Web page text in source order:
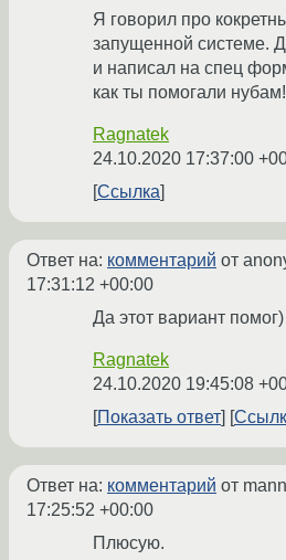
Я говорил про
запущенной системе.
и написал на спец
как ты помогали
Ragnatek
24.10.2020 17:37:00
Ссылка
Ответ на: комментарий от
17:31:12 +00:00
Да этот вариант
Ragnatek
24.10.2020 19:45:08
Показать ответ
Ответ на: комментарий от
17:25:52 +00:00
Плюсую.